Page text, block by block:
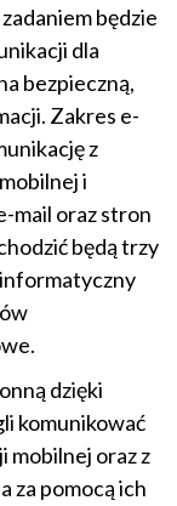
będzie
dla
bezpieczną,
Zakres e-
z
i
mail oraz stron
będą trzy
dzięki
komunikować
mobilnej oraz z
za pomocą ich